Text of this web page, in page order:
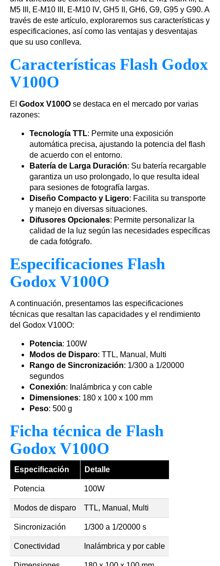
M5 III, E-M10 III, E-M10 IV, GH5 II, GH6, G9, G95 y G90. A
través de este artículo, exploraremos sus características y
especificaciones, así como las ventajas y desventajas
que su uso conlleva.
Características Flash Godox
V100O
El Godox V100O se destaca en el mercado por varias
razones:
Tecnología TTL: Permite una exposición
automática precisa, ajustando la potencia del flash
de acuerdo con el entorno.
Batería de Larga Duración: Su batería recargable
garantiza un uso prolongado, lo que resulta ideal
para sesiones de fotografía largas.
Diseño Compacto y Ligero: Facilita su transporte
y manejo en diversas situaciones.
Difusores Opcionales: Permite personalizar la
calidad de la luz según las necesidades específicas
de cada fotógrafo.
Especificaciones Flash
Godox V100O
A continuación, presentamos las especificaciones
técnicas que resaltan las capacidades y el rendimiento
del Godox V100O:
Potencia: 100W
Modos de Disparo: TTL, Manual, Multi
Rango de Sincronización: 1/300 a 1/20000
segundos
Conexión: Inalámbrica y con cable
Dimensiones: 180 x 100 x 100 mm
Peso: 500 g
Ficha técnica de Flash
Godox V100O
Especificación Detalle
Potencia 100W
Modos de disparo TTL, Manual, Multi
Sincronización 1/300 a 1/20000 s
Conectividad Inalámbrica y por cable